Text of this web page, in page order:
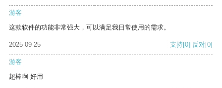
游客
这款软件的功能非常强大，可以满足我日常使用的需求。
2025-09-25 支持[0] 反对[0]
游客
超棒啊 好用